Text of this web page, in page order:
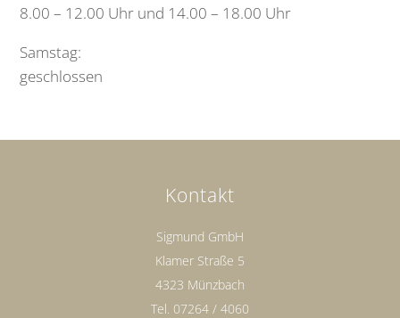
8.00 – 12.00 Uhr und 14.00 – 18.00 Uhr
Samstag:
geschlossen
Kontakt
Sigmund GmbH
Klamer Straße 5
4323 Münzbach
Tel. 07264 / 4060